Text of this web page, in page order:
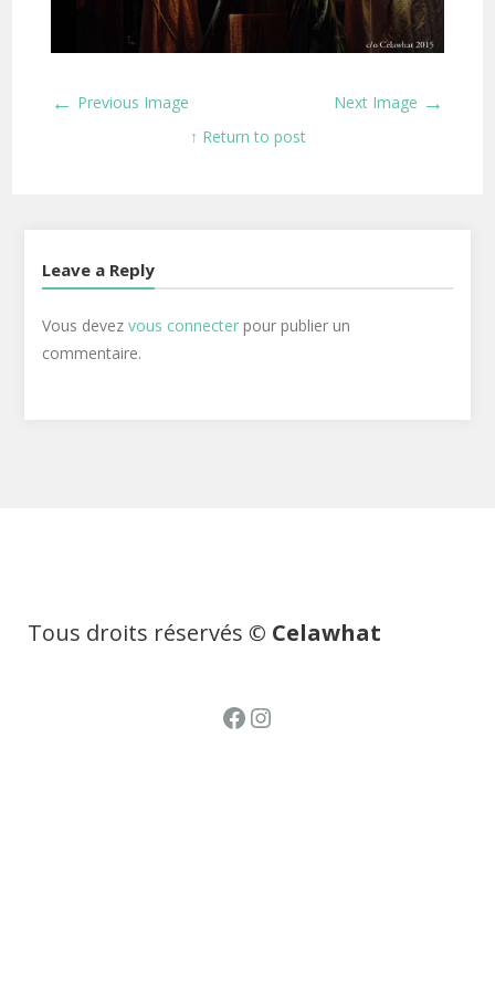
← Previous Image Next Image →
↑ Return to post
Leave a Reply
Vous devez vous connecterpour publier un
commentaire.
Tous droits réservés © Celawhat
Facebook
Instagram